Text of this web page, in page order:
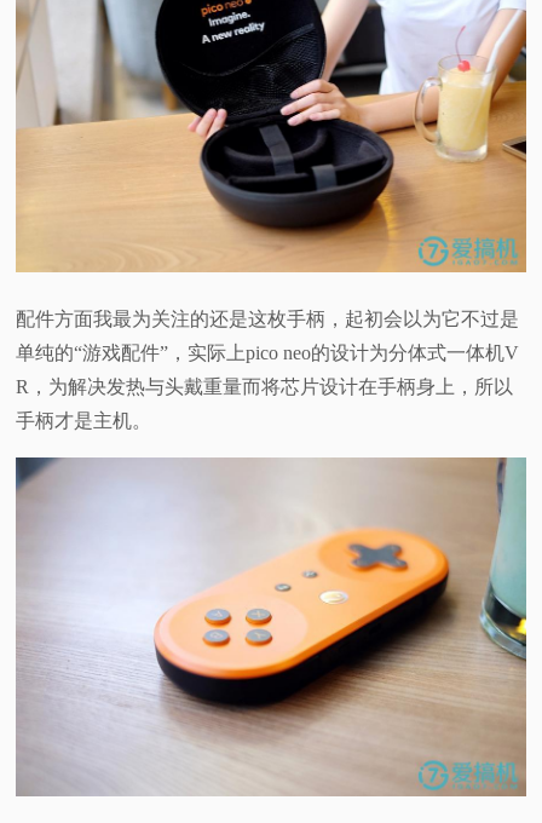
配件方面我最为关注的还是这枚手柄，起初会以为它不过是
单纯的“游戏配件”，实际上pico neo的设计为分体式一体机V
R，为解决发热与头戴重量而将芯片设计在手柄身上，所以
手柄才是主机。